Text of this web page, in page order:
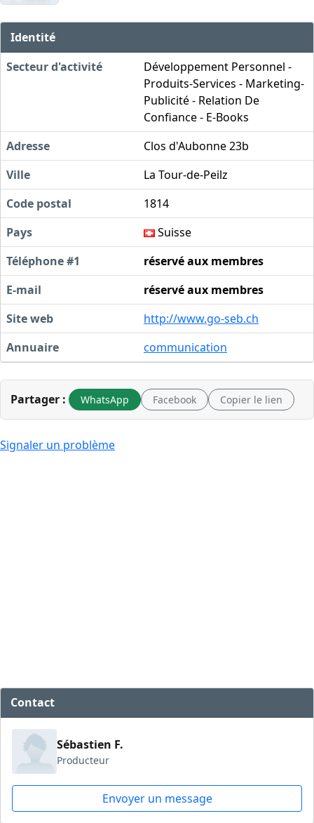
Identité
Secteur d'activité
Développement Personnel -
Produits-Services - Marketing-
Publicité - Relation De
Confiance - E-Books
Adresse
Clos d'Aubonne 23b
Ville
La Tour-de-Peilz
Code postal
1814
Pays
Suisse
Téléphone #1
réservé aux membres
E-mail
réservé aux membres
Site web
http://www.go-seb.ch
Annuaire
communication
Partager : WhatsApp Facebook Copier le lien
Signaler un problème
Contact
Sébastien F.
Producteur
Envoyer un message